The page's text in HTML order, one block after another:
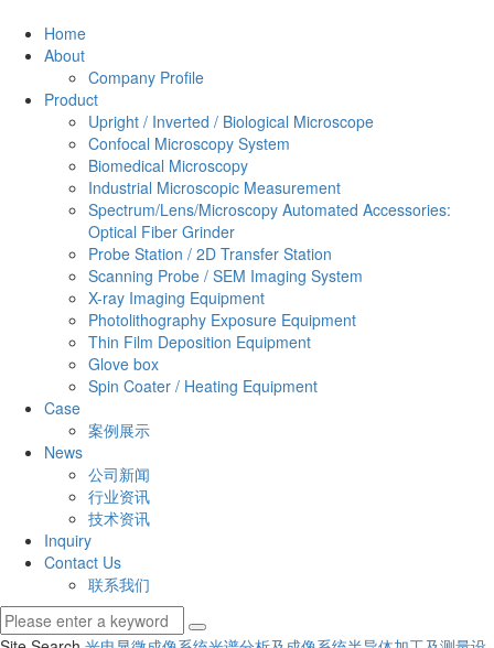
Home
About
Company Profile
Product
Upright / Inverted / Biological Microscope
Confocal Microscopy System
Biomedical Microscopy
Industrial Microscopic Measurement
Spectrum/Lens/Microscopy Automated Accessories:
Optical Fiber Grinder
Probe Station / 2D Transfer Station
Scanning Probe / SEM Imaging System
X-ray Imaging Equipment
Photolithography Exposure Equipment
Thin Film Deposition Equipment
Glove box
Spin Coater / Heating Equipment
Case
案例展示
News
公司新闻
行业资讯
技术资讯
Inquiry
Contact Us
联系我们